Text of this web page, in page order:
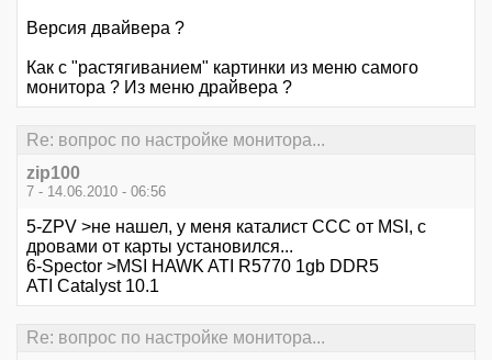
Версия двайвера ?
Как с "растягиванием" картинки из меню самого
монитора ? Из меню драйвера ?
Re: вопрос по настройке монитора...
zip100
7 - 14.06.2010 - 06:56
5-ZPV >не нашел, у меня каталист ССС от MSI, с
дровами от карты установился...
6-Spector >MSI HAWK ATI R5770 1gb DDR5
ATI Catalyst 10.1
Re: вопрос по настройке монитора...